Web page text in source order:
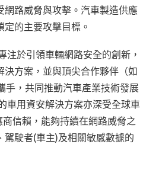
網路威脅與攻擊。汽車製造供應
的主要攻擊目標。
注於引領車輛網路安全的創新，
決方案，並與頂尖合作夥伴（如
手，共同推動汽車產業技術發展
車用資安解決方案亦深受全球車
商信賴，能夠持續在網路威脅之
駕駛者(車主)及相關敏感數據的